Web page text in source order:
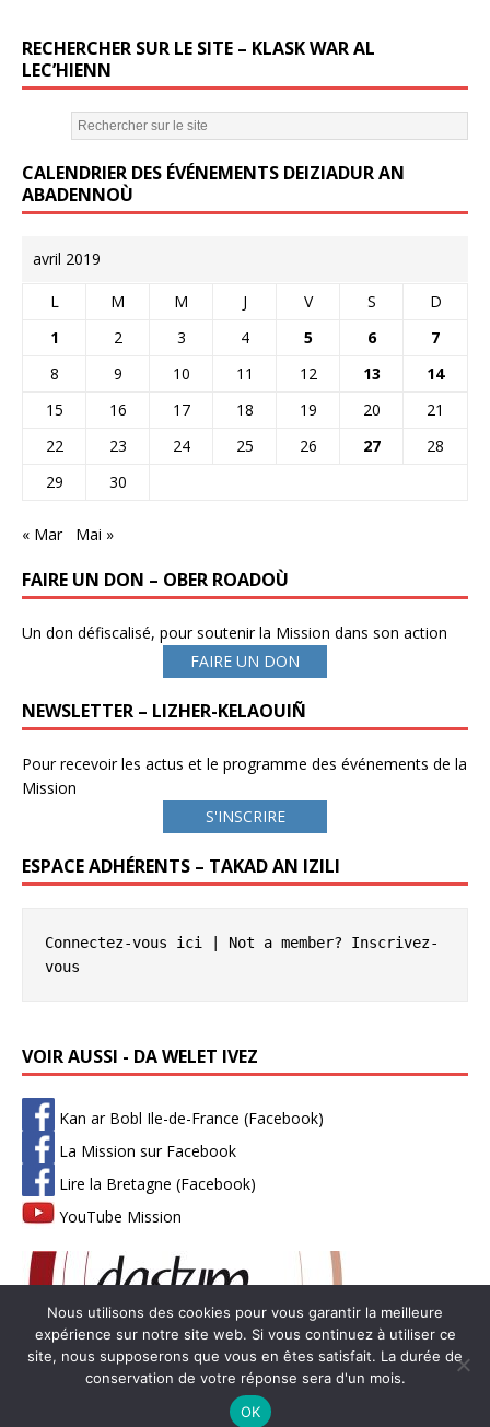
RECHERCHER SUR LE SITE – KLASK WAR AL
LEC’HIENN
CALENDRIER DES ÉVÉNEMENTS DEIZIADUR AN
ABADENNOÙ
avril 2019
L M M J V S
D
1
2 3 4 5 6
7
8
9 10 11 12 13
14
15
16 17 18 19 20
21
22
23 24 25 26 27
28
29
30
« Mar Mai »
FAIRE UN DON – OBER ROADOÙ
Un don défiscalisé, pour soutenir la Mission dans son action
FAIRE UN DON
NEWSLETTER – LIZHER-KELAOUIÑ
Pour recevoir les actus et le programme des événements de la
Mission
S'INSCRIRE
ESPACE ADHÉRENTS – TAKAD AN IZILI
Connectez-vous ici | Not a member? Inscrivez-
vous
VOIR AUSSI - DA WELET IVEZ
Kan ar Bobl Ile-de-France (Facebook)
La Mission sur Facebook
Lire la Bretagne (Facebook)
YouTube Mission
Copyright © 2026 | Thème WordPress par
légales
Nous utilisons des cookies pour vous garantir la meilleure
expérience sur notre site web. Si vous continuez à utiliser ce
site, nous supposerons que vous en êtes satisfait. La durée de
conservation de votre réponse sera d'un mois.
OK